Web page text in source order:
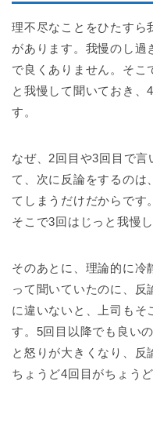
理不尽なことをひたすら
があります。我慢のし過
で良くありません。そこ
と我慢して聞いておき、
す。
なぜ、2回目や3回目で
て、次に反論をするのは
てしまうだけだからです
そこで3回はじっと我慢
そのあとに、理論的に冷
って聞いていたのに、反
に違いないと、上司もそ
す。5回目以降でも良い
と怒りが大きくなり、反
ちょうど4回目がちょう